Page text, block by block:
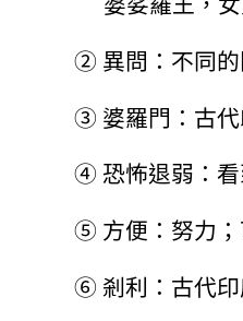
② 異問：不同的
③ 婆羅門：古
④ 恐怖退弱：
⑤ 方便：努力
⑥ 剎利：古代